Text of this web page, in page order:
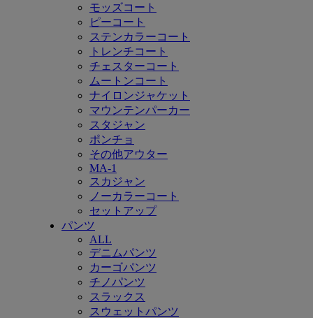
モッズコート
ピーコート
ステンカラーコート
トレンチコート
チェスターコート
ムートンコート
ナイロンジャケット
マウンテンパーカー
スタジャン
ポンチョ
その他アウター
MA-1
スカジャン
ノーカラーコート
セットアップ
パンツ
ALL
デニムパンツ
カーゴパンツ
チノパンツ
スラックス
スウェットパンツ